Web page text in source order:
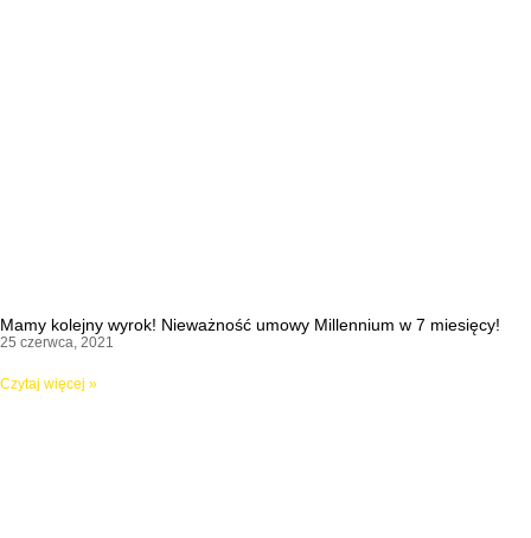
Mamy kolejny wyrok! Nieważność umowy Millennium w 7 miesięcy!
25 czerwca, 2021
Czytaj więcej »